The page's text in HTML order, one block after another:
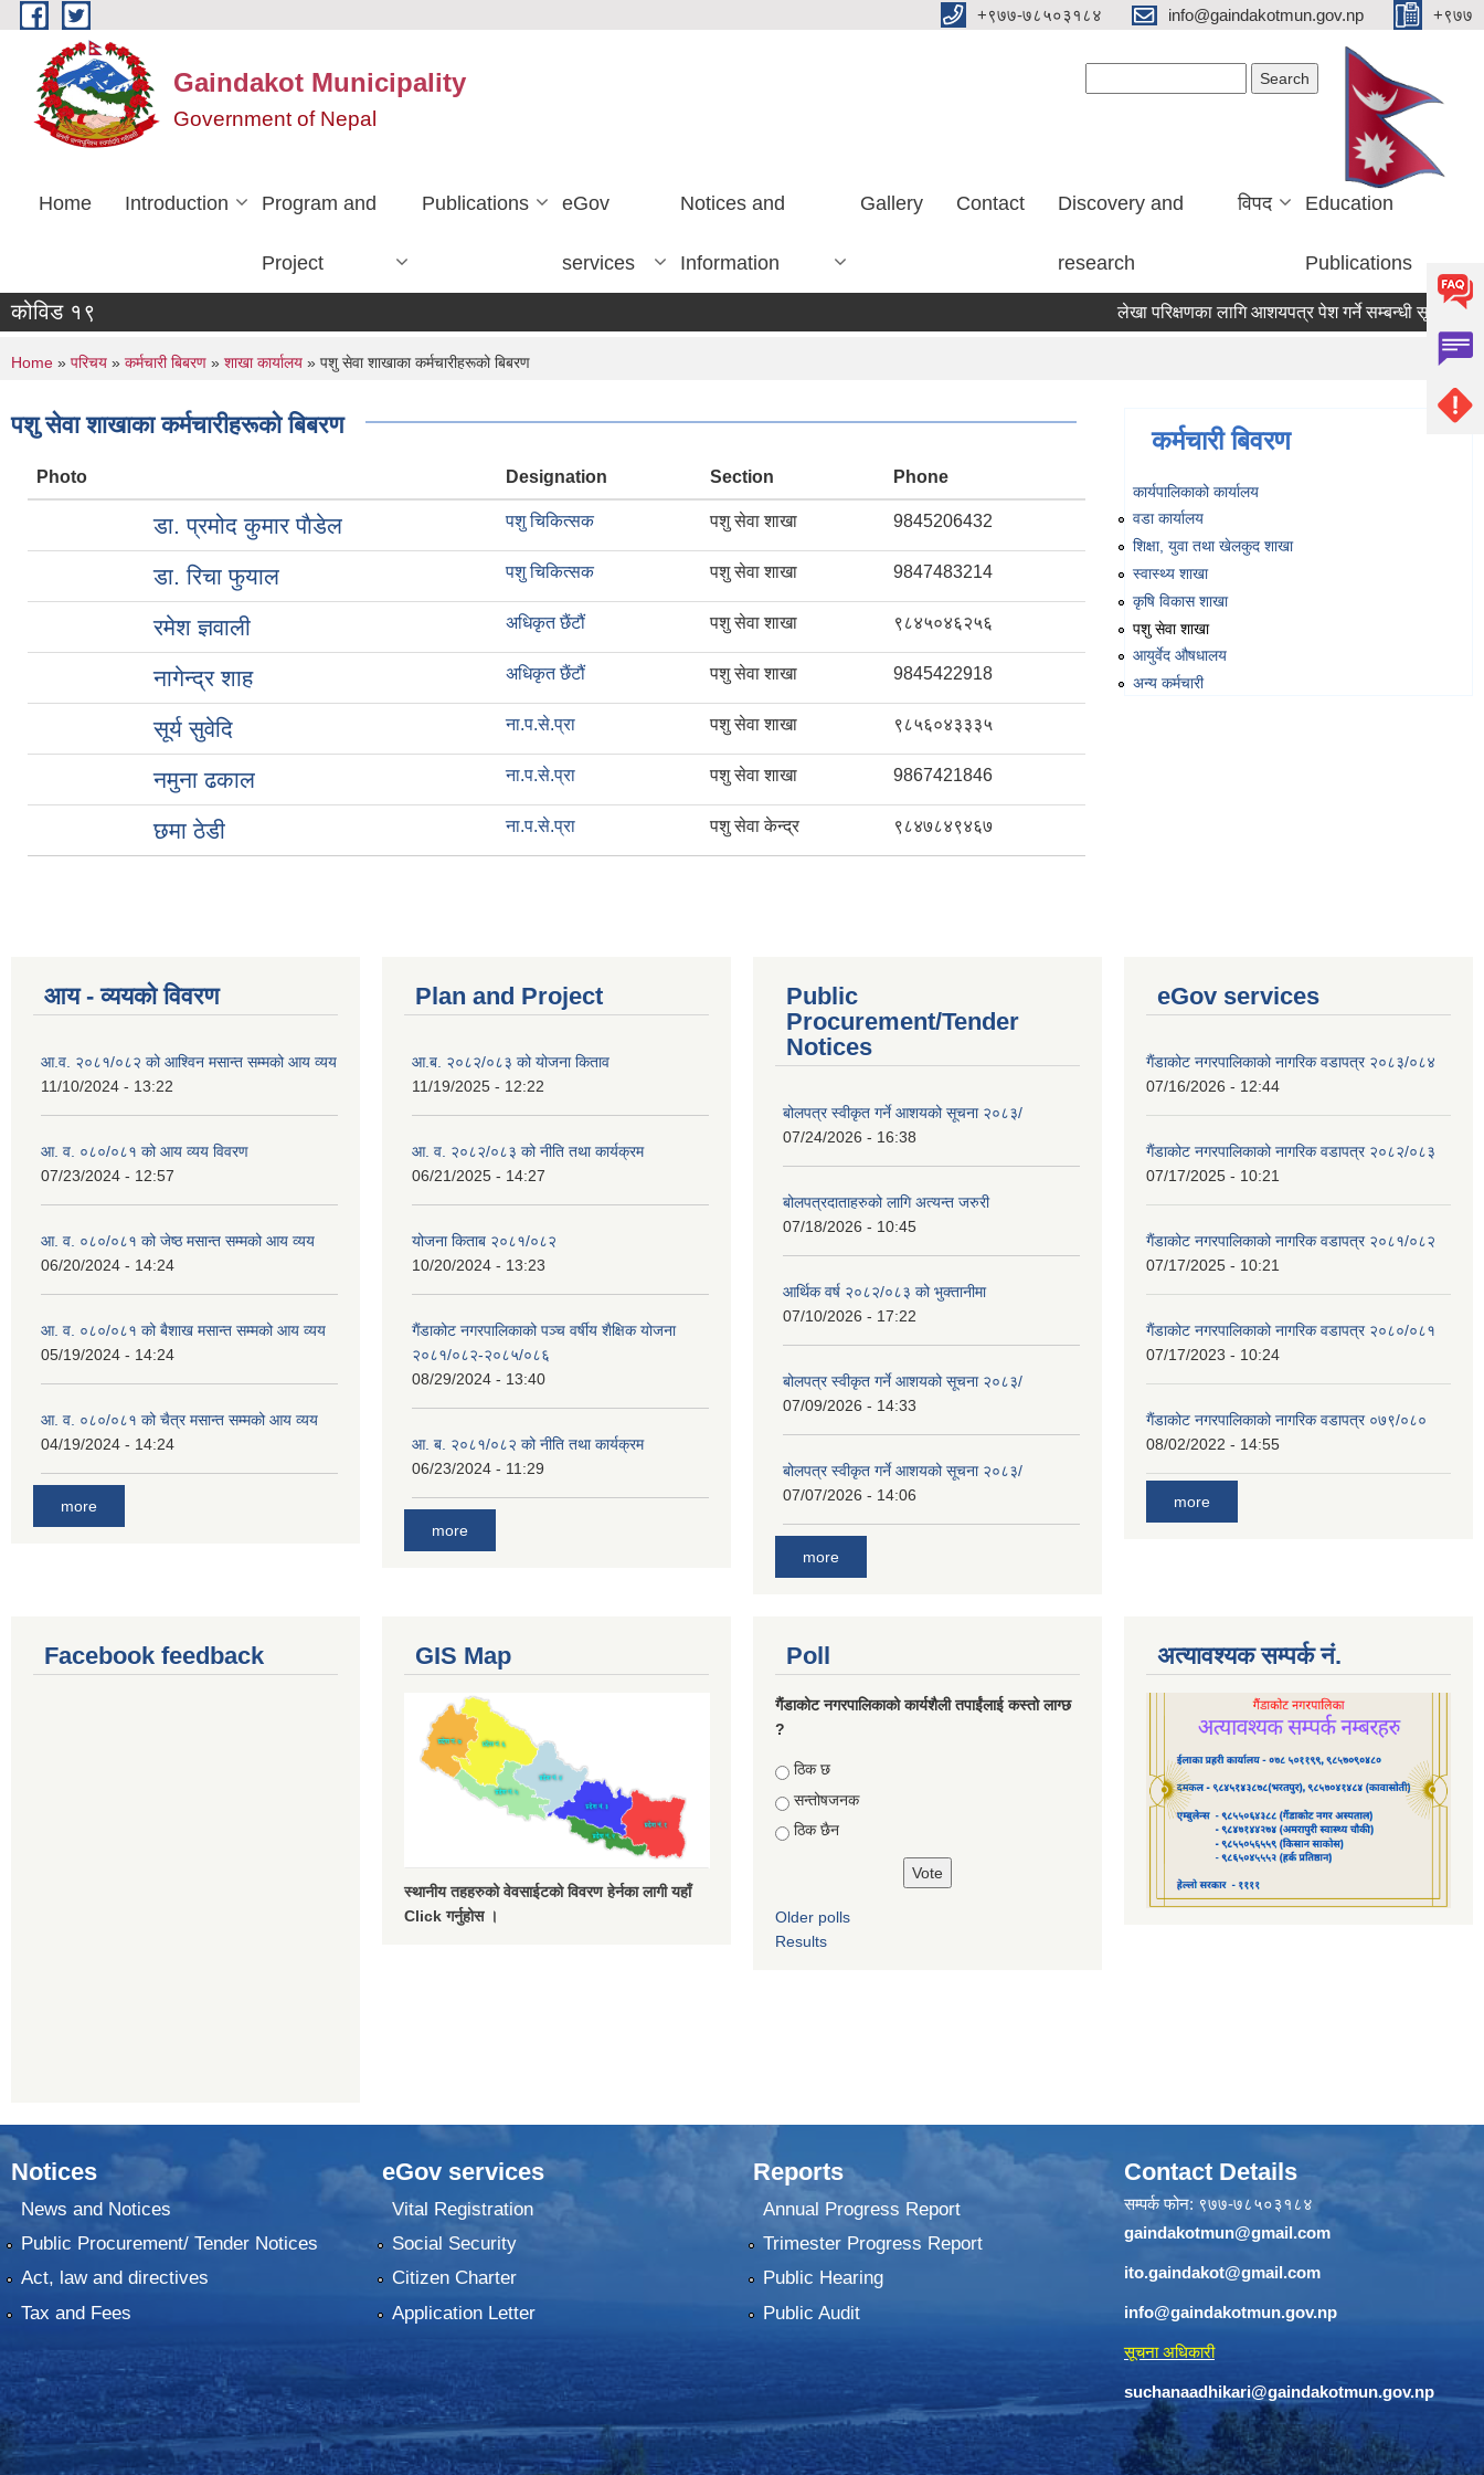
Skip to main content +९७७-७८५०३१८४ info@gaindakotmun.gov.np +९७७
Gaindakot Municipality
Government of Nepal
Home Introduction Program and
Project
Publications eGov
services
Notices and
Information
Gallery Contact Discovery and
research
विपद Education
Publications
कोविड १९ लेखा परिक्षणका लागि आशयपत्र पेश गर्ने सम्बन्धी सूचना
You are here
Home » परिचय » कर्मचारी बिबरण » शाखा कार्यालय » पशु सेवा शाखाका कर्मचारीहरूको बिबरण
पशु सेवा शाखाका कर्मचारीहरूको बिबरण
Photo Designation Section Phone
डा. प्रमोद कुमार पाैडेल पशु चिकित्सक पशु सेवा शाखा 9845206432
डा. रिचा फुयाल पशु चिकित्सक पशु सेवा शाखा 9847483214
रमेश ज्ञवाली अधिकृत छैंटौं पशु सेवा शाखा ९८४५०४६२५६
नागेन्द्र शाह अधिकृत छैंटौं पशु सेवा शाखा 9845422918
सूर्य सुवेदि ना.प.से.प्रा पशु सेवा शाखा ९८५६०४३३३५
नमुना ढकाल ना.प.से.प्रा पशु सेवा शाखा 9867421846
छमा ठेडी ना.प.से.प्रा पशु सेवा केन्द्र ९८४७८४९४६७
कर्मचारी बिवरण
कार्यपालिकाको कार्यालय
वडा कार्यालय
शिक्षा, युवा तथा खेलकुद शाखा
स्वास्थ्य शाखा
कृषि विकास शाखा
पशु सेवा शाखा
आयुर्वेद औषधालय
अन्य कर्मचारी
आय - व्ययको विवरण
आ.व. २०८१/०८२ को आश्विन मसान्त सम्मको आय व्यय
11/10/2024 - 13:22
आ. व. ०८०/०८१ को आय व्यय विवरण
07/23/2024 - 12:57
आ. व. ०८०/०८१ को जेष्ठ मसान्त सम्मको आय व्यय
06/20/2024 - 14:24
आ. व. ०८०/०८१ को बैशाख मसान्त सम्मको आय व्यय
05/19/2024 - 14:24
आ. व. ०८०/०८१ को चैत्र मसान्त सम्मको आय व्यय
04/19/2024 - 14:24
more
Plan and Project
आ.ब. २०८२/०८३ को योजना किताव
11/19/2025 - 12:22
आ. व. २०८२/०८३ को नीति तथा कार्यक्रम
06/21/2025 - 14:27
योजना किताब २०८१/०८२
10/20/2024 - 13:23
गैंडाकोट नगरपालिकाको पञ्च वर्षीय शैक्षिक योजना
२०८१/०८२-२०८५/०८६
08/29/2024 - 13:40
आ. ब. २०८१/०८२ को नीति तथा कार्यक्रम
06/23/2024 - 11:29
more
Public
Procurement/Tender
Notices
बोलपत्र स्वीकृत गर्ने आशयको सूचना २०८३/
07/24/2026 - 16:38
बोलपत्रदाताहरुको लागि अत्यन्त जरुरी
07/18/2026 - 10:45
आर्थिक वर्ष २०८२/०८३ को भुक्तानीमा
07/10/2026 - 17:22
बोलपत्र स्वीकृत गर्ने आशयको सूचना २०८३/
07/09/2026 - 14:33
बोलपत्र स्वीकृत गर्ने आशयको सूचना २०८३/
07/07/2026 - 14:06
more
eGov services
गैंडाकोट नगरपालिकाको नागरिक वडापत्र २०८३/०८४
07/16/2026 - 12:44
गैंडाकोट नगरपालिकाको नागरिक वडापत्र २०८२/०८३
07/17/2025 - 10:21
गैंडाकोट नगरपालिकाको नागरिक वडापत्र २०८१/०८२
07/17/2025 - 10:21
गैंडाकोट नगरपालिकाको नागरिक वडापत्र २०८०/०८१
07/17/2023 - 10:24
गैंडाकोट नगरपालिकाको नागरिक वडापत्र ०७९/०८०
08/02/2022 - 14:55
more
Facebook feedback GIS Map
स्थानीय तहहरुको वेवसाईटको विवरण हेर्नका लागी यहाँ
Click गर्नुहोस ।
Poll
गैंडाकोट नगरपालिकाको कार्यशैली तपाईंलाई कस्तो लाग्छ
?
Choices
ठिक छ
सन्तोषजनक
ठिक छैन
Older polls
Results
अत्यावश्यक सम्पर्क नं.
Notices
News and Notices
Public Procurement/ Tender Notices
Act, law and directives
Tax and Fees
eGov services
Vital Registration
Social Security
Citizen Charter
Application Letter
Reports
Annual Progress Report
Trimester Progress Report
Public Hearing
Public Audit
Contact Details
सम्पर्क फोन: ९७७-७८५०३१८४
gaindakotmun@gmail.com
ito.gaindakot@gmail.com
info@gaindakotmun.gov.np
सूचना अधिकारी
suchanaadhikari@gaindakotmun.gov.np